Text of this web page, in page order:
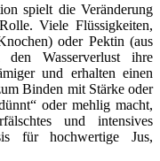
spielt die Veränderung
Viele Flüssigkeiten,
oder Pektin (aus
den Wasserverlust ihre
und erhalten einen
Binden mit Stärke oder
oder mehlig macht,
und intensives
für hochwertige Jus,